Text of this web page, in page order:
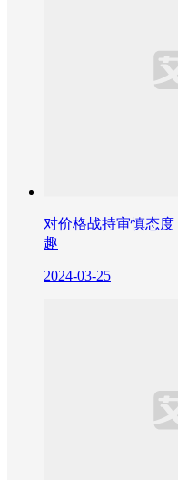
对价格战持审慎态
趣
2024-03-25